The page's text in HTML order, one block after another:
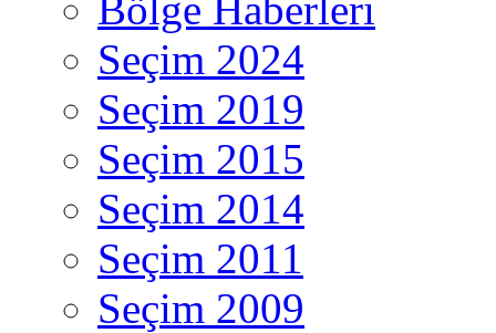
Seçim 2024
Seçim 2019
Seçim 2015
Seçim 2014
Seçim 2011
Seçim 2009